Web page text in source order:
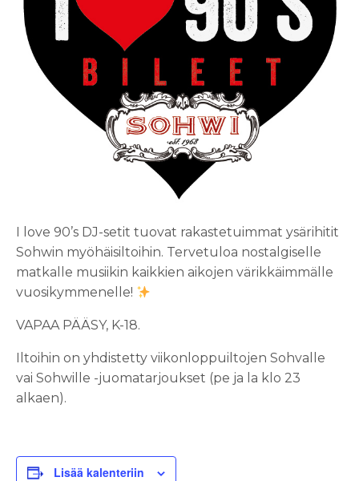
I love 90’s DJ-setit tuovat rakastetuimmat ysärihitit
Sohwin myöhäisiltoihin. Tervetuloa nostalgiselle
matkalle musiikin kaikkien aikojen värikkäimmälle
vuosikymmenelle!
VAPAA PÄÄSY, K-18.
Iltoihin on yhdistetty viikonloppuiltojen Sohvalle
vai Sohwille -juomatarjoukset (pe ja la klo 23
alkaen).
Lisää kalenteriin